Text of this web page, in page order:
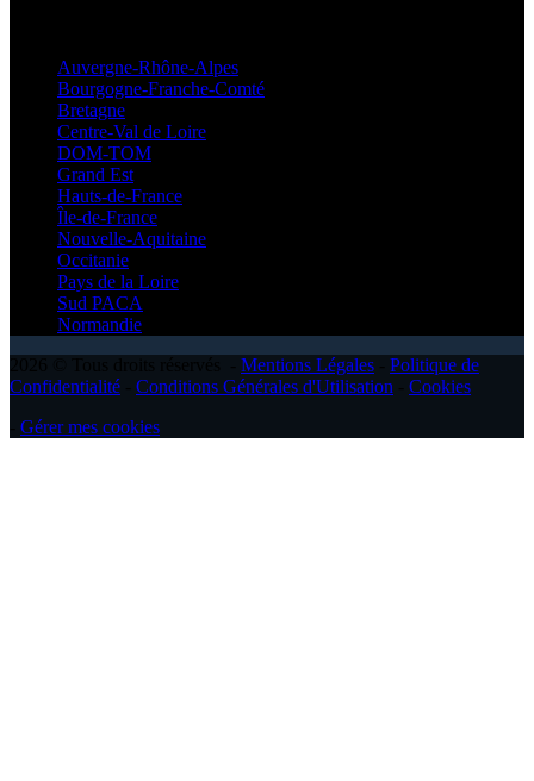
Auvergne-Rhône-Alpes
Bourgogne-Franche-Comté
Bretagne
Centre-Val de Loire
DOM-TOM
Grand Est
Hauts-de-France
Île-de-France
Nouvelle-Aquitaine
Occitanie
Pays de la Loire
Sud PACA
Normandie
Mentions Légales
Politique de
Confidentialité
Conditions Générales d'Utilisation
Cookies
Gérer mes cookies